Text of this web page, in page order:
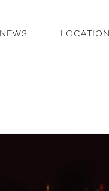
NEWS LOCATION